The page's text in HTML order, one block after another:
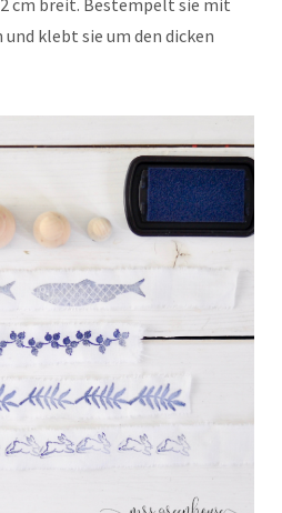
cm breit. Bestempelt sie mit
klebt sie um den dicken